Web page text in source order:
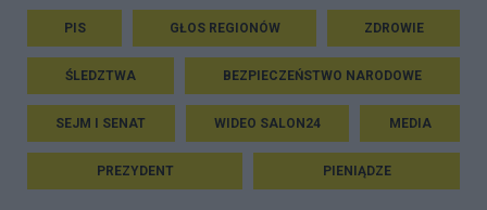
PIS GŁOS REGIONÓW ZDROWIE
ŚLEDZTWA BEZPIECZEŃSTWO NARODOWE
SEJM I SENAT WIDEO SALON24 MEDIA
PREZYDENT PIENIĄDZE